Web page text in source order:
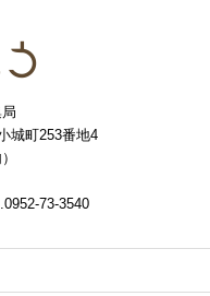
城町253番地4
73-3540